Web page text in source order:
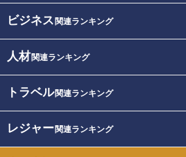
ビジネス 関連ランキング
人材関連ランキング
トラベル関連ランキング
レジャー関連ランキング